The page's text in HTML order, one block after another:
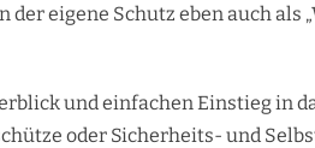
eigene Schutz eben auch als
und einfachen Einstieg in
oder Sicherheits- und